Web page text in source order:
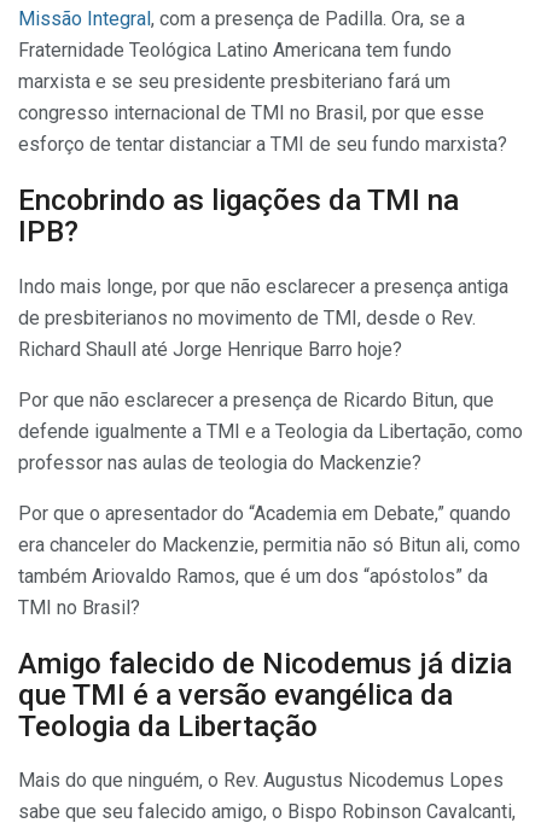
Missão Integral, com a presença de Padilla. Ora, se a
Fraternidade Teológica Latino Americana tem fundo
marxista e se seu presidente presbiteriano fará um
congresso internacional de TMI no Brasil, por que esse
esforço de tentar distanciar a TMI de seu fundo marxista?
Encobrindo as ligações da TMI na
IPB?
Indo mais longe, por que não esclarecer a presença antiga
de presbiterianos no movimento de TMI, desde o Rev.
Richard Shaull até Jorge Henrique Barro hoje?
Por que não esclarecer a presença de Ricardo Bitun, que
defende igualmente a TMI e a Teologia da Libertação, como
professor nas aulas de teologia do Mackenzie?
Por que o apresentador do “Academia em Debate,” quando
era chanceler do Mackenzie, permitia não só Bitun ali, como
também Ariovaldo Ramos, que é um dos “apóstolos” da
TMI no Brasil?
Amigo falecido de Nicodemus já dizia
que TMI é a versão evangélica da
Teologia da Libertação
Mais do que ninguém, o Rev. Augustus Nicodemus Lopes
sabe que seu falecido amigo, o Bispo Robinson Cavalcanti,